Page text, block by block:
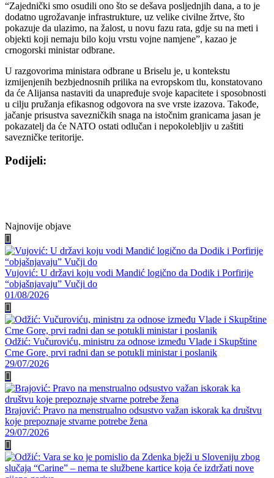
“Zajednički smo osudili ono što se dešava posljednjih dana, a to je
dodatno ugrožavanje infrastrukture, uz velike civilne žrtve, što
pokazuje da ulazimo, na žalost, u novu fazu rata, gdje su na meti i
objekti koji nemaju bilo koju vrstu vojne namjene”, kazao je
crnogorski ministar odbrane.
U razgovorima ministara odbrane u Briselu je, u kontekstu
izmijenjenih bezbjednosnih prilika na evropskom tlu, konstatovano
da će Alijansa nastaviti da unapređuje svoje kapacitete i sposobnosti
u cilju pružanja efikasnog odgovora na sve vrste izazova. Takođe,
jačanje prisustva savezničkih snaga na istočnim granicama jasan je
pokazatelj da će NATO ostati odlučan i nepokolebljiv u zaštiti
savezničke teritorije.
Podijeli:
Najnovije objave
Vujović: U državi koju vodi Mandić logično da Dodik i Porfirije
“objašnjavaju” Vučji do
01/08/2026
Odžić: Vučuroviću, ministru za odnose između Vlade i Skupštine
Crne Gore, prvi radni dan se potukli ministar i poslanik
29/07/2026
Brajović: Pravo na menstrualno odsustvo važan iskorak ka društvu
koje prepoznaje stvarne potrebe žena
29/07/2026